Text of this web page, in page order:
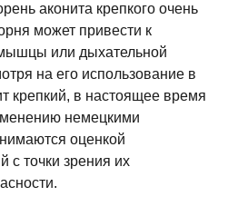
аконита крепкого очень
может привести к
или дыхательной
на его использование в
крепкий, в настоящее время
немецкими
оценкой
с точки зрения их